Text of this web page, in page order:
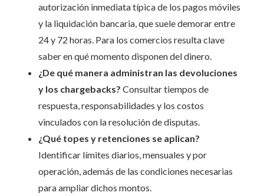
autorización inmediata típica de los pagos móviles
y la liquidación bancaria, que suele demorar entre
24 y 72 horas. Para los comercios resulta clave
saber en qué momento disponen del dinero.
¿De qué manera administran las devoluciones
y los chargebacks? Consultar tiempos de
respuesta, responsabilidades y los costos
vinculados con la resolución de disputas.
¿Qué topes y retenciones se aplican?
Identificar límites diarios, mensuales y por
operación, además de las condiciones necesarias
para ampliar dichos montos.